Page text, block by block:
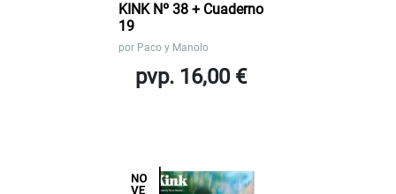
KINK Nº 38 + Cuaderno
19
por Paco y Manolo
pvp. 16,00 €